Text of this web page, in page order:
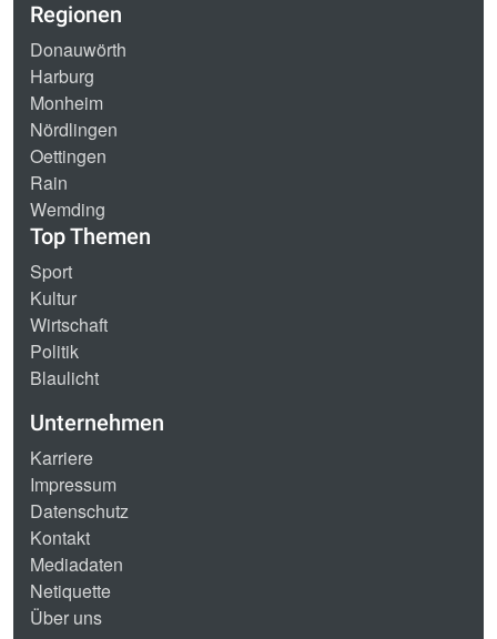
Regionen
Donauwörth
Harburg
Monheim
Nördlingen
Oettingen
Rain
Wemding
Top Themen
Sport
Kultur
Wirtschaft
Politik
Blaulicht
Unternehmen
Karriere
Impressum
Datenschutz
Kontakt
Mediadaten
Netiquette
Über uns